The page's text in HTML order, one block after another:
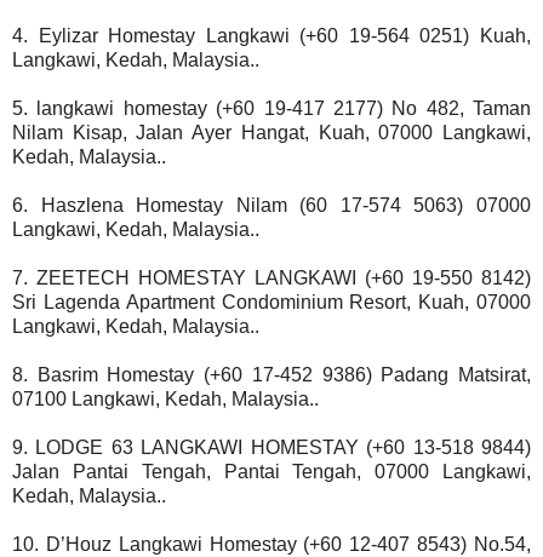
4. Eylizar Homestay Langkawi (+60 19-564 0251) Kuah,
Langkawi, Kedah, Malaysia..
5. langkawi homestay (+60 19-417 2177) No 482, Taman
Nilam Kisap, Jalan Ayer Hangat, Kuah, 07000 Langkawi,
Kedah, Malaysia..
6. Haszlena Homestay Nilam (60 17-574 5063) 07000
Langkawi, Kedah, Malaysia..
7. ZEETECH HOMESTAY LANGKAWI (+60 19-550 8142)
Sri Lagenda Apartment Condominium Resort, Kuah, 07000
Langkawi, Kedah, Malaysia..
8. Basrim Homestay (+60 17-452 9386) Padang Matsirat,
07100 Langkawi, Kedah, Malaysia..
9. LODGE 63 LANGKAWI HOMESTAY (+60 13-518 9844)
Jalan Pantai Tengah, Pantai Tengah, 07000 Langkawi,
Kedah, Malaysia..
10. D’Houz Langkawi Homestay (+60 12-407 8543) No.54,